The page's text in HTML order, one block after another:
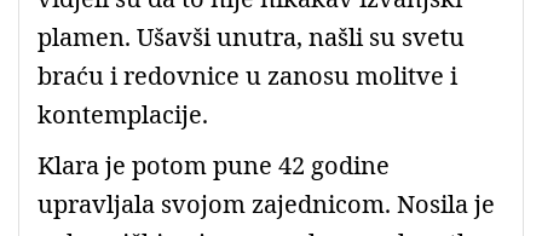
plamen. Ušavši unutra, našli su svetu
braću i redovnice u zanosu molitve i
kontemplacije.
Klara je potom pune 42 godine
upravljala svojom zajednicom. Nosila je